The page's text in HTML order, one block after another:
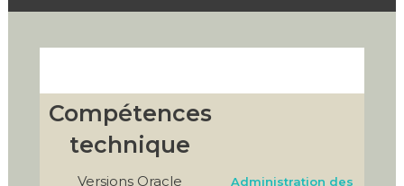
Compétences
technique
Versions Oracle
Administration des